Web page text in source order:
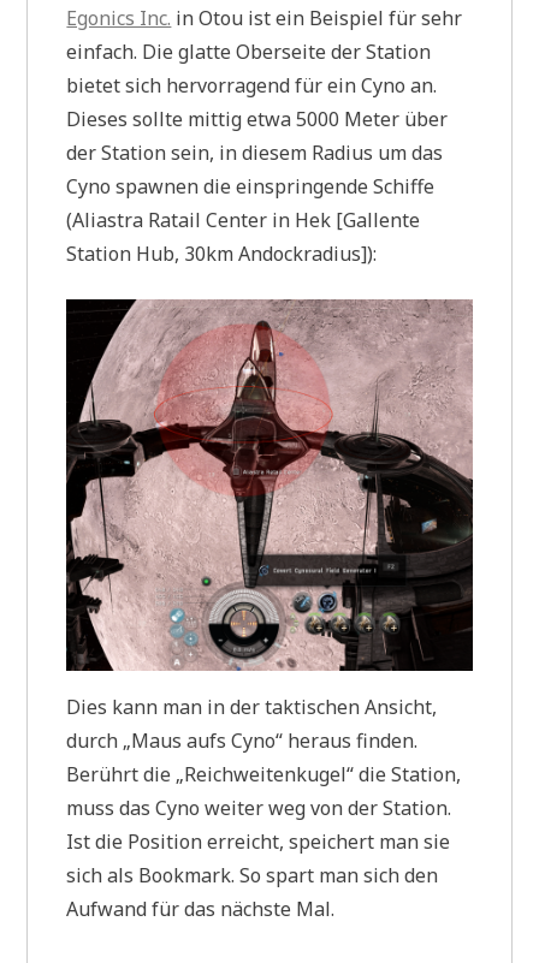
Egonics Inc. in Otou ist ein Beispiel für sehr
einfach. Die glatte Oberseite der Station
bietet sich hervorragend für ein Cyno an.
Dieses sollte mittig etwa 5000 Meter über
der Station sein, in diesem Radius um das
Cyno spawnen die einspringende Schiffe
(Aliastra Ratail Center in Hek [Gallente
Station Hub, 30km Andockradius]):
Dies kann man in der taktischen Ansicht,
durch „Maus aufs Cyno“ heraus finden.
Berührt die „Reichweitenkugel“ die Station,
muss das Cyno weiter weg von der Station.
Ist die Position erreicht, speichert man sie
sich als Bookmark. So spart man sich den
Aufwand für das nächste Mal.